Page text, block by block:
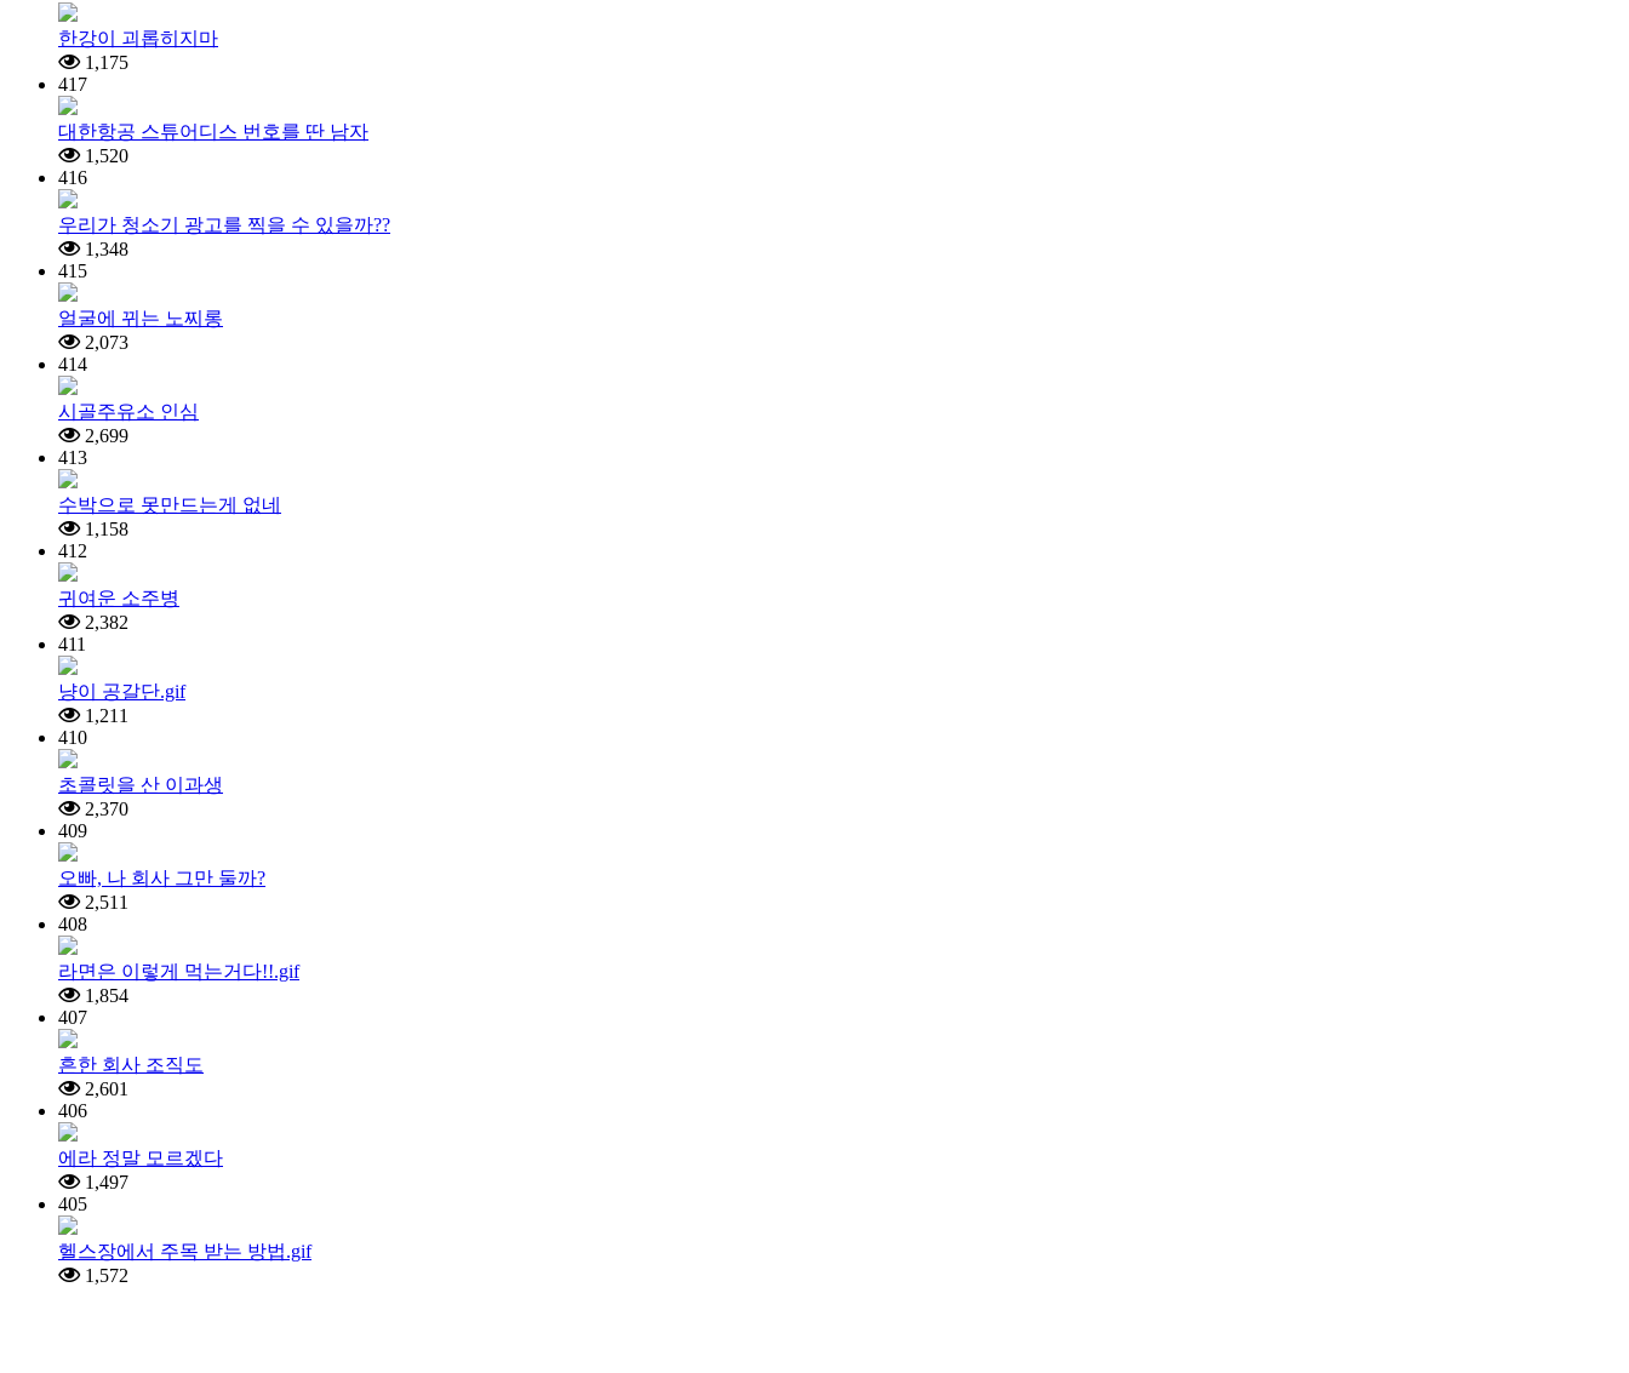
한강이 괴롭히지마
1,175
417
대한항공 스튜어디스 번호를 딴 남자
1,520
416
우리가 청소기 광고를 찍을 수 있을까??
1,348
415
얼굴에 뀌는 노찌롱
2,073
414
시골주유소 인심
2,699
413
수박으로 못만드는게 없네
1,158
412
귀여운 소주병
2,382
411
냥이 공갈단.gif
1,211
410
초콜릿을 산 이과생
2,370
409
오빠, 나 회사 그만 둘까?
2,511
408
라면은 이렇게 먹는거다!!.gif
1,854
407
흔한 회사 조직도
2,601
406
에라 정말 모르겠다
1,497
405
헬스장에서 주목 받는 방법.gif
1,572